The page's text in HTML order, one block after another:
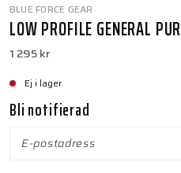
BLUE FORCE GEAR
LOW PROFILE GENERAL
1 295 kr
Ej i lager
Bli notifierad